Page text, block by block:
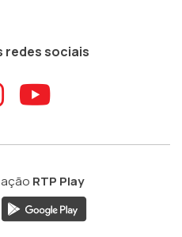
redes sociais
ao
Aceder ao
Aceder
RTP Play